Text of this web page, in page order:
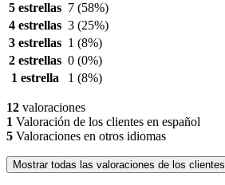
5 estrellas 7 (58%)
4 estrellas 3 (25%)
3 estrellas 1 (8%)
2 estrellas 0 (0%)
1 estrella
1 (8%)
12 valoraciones
1 Valoración de los clientes en español
5 Valoraciones en otros idiomas
Mostrar todas las valoraciones de los clientes